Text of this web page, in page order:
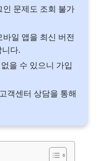
문제도 조회 불가
일 앱을 최신 버전
다.
을 수 있으니 가입
객센터 상담을 통해